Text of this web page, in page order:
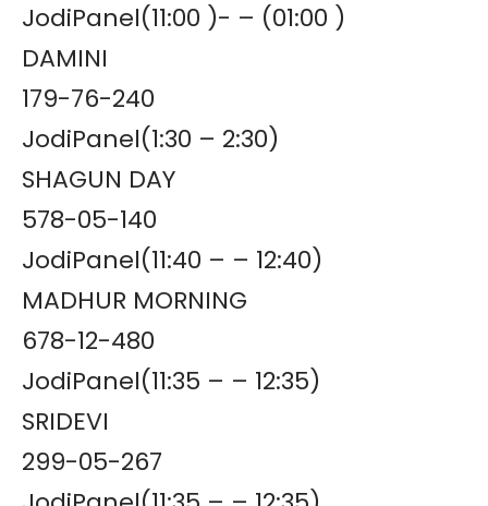
JodiPanel(11:00 )- – (01:00 )
DAMINI
179-76-240
JodiPanel(1:30 – 2:30)
SHAGUN DAY
578-05-140
JodiPanel(11:40 – – 12:40)
MADHUR MORNING
678-12-480
JodiPanel(11:35 – – 12:35)
SRIDEVI
299-05-267